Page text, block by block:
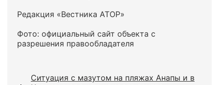
Редакция «Вестника АТОР»
Фото: официальный сайт объекта с
разрешения правообладателя
Ситуация с мазутом на пляжах Анапы и в